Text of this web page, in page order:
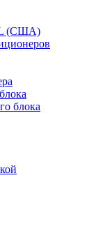
(США)
блока